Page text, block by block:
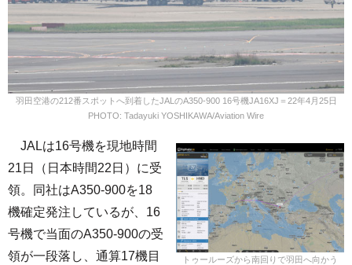
羽田空港の212番スポットへ到着したJALのA350-900 16号機JA16XJ＝22年4月25日
PHOTO: Tadayuki YOSHIKAWA/Aviation Wire
トゥールーズから南回りで羽田へ向かう
JALは16号機を現地時間
21日（日本時間22日）に受
領。同社はA350-900を18
機確定発注しているが、16
号機で当面のA350-900の受
領が一段落し、通算17機目